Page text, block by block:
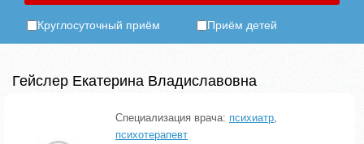
Круглосуточный приём Приём детей
Гейслер Екатерина Владиславовна
Специализация врача: психиатр,
психотерапевт